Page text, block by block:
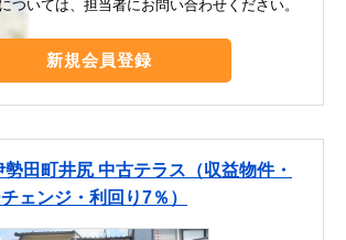
ついては、担当者にお問い合わせください。
新規会員登録
田町井尻 中古テラス（収益物件・
ェンジ・利回り7％）